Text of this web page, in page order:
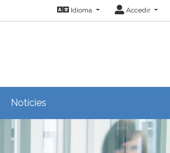
Idioma Accedir
Notícies